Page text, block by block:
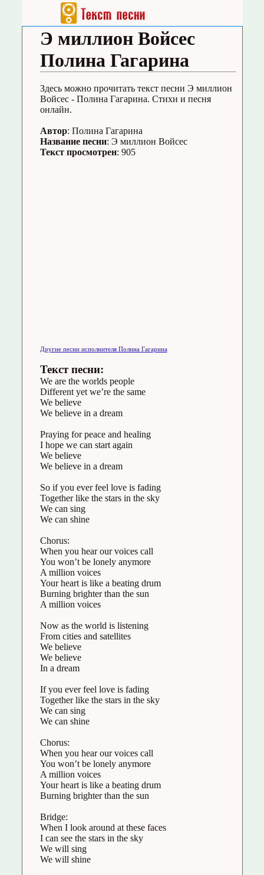
Э миллион Войсес
Полина Гагарина
Здесь можно прочитать текст песни Э миллион
Войсес - Полина Гагарина. Стихи и песня
онлайн.
Автор: Полина Гагарина
Название песни: Э миллион Войсес
Текст просмотрен: 905
Другие песни исполнителя Полина Гагарина
Текст песни:
We are the worlds people
Different yet we’re the same
We believe
We believe in a dream
Praying for peace and healing
I hope we can start again
We believe
We believe in a dream
So if you ever feel love is fading
Together like the stars in the sky
We can sing
We can shine
Chorus:
When you hear our voices call
You won’t be lonely anymore
A million voices
Your heart is like a beating drum
Burning brighter than the sun
A million voices
Now as the world is listening
From cities and satellites
We believe
We believe
In a dream
If you ever feel love is fading
Together like the stars in the sky
We can sing
We can shine
Chorus:
When you hear our voices call
You won’t be lonely anymore
A million voices
Your heart is like a beating drum
Burning brighter than the sun
Bridge:
When I look around at these faces
I can see the stars in the sky
We will sing
We will shine